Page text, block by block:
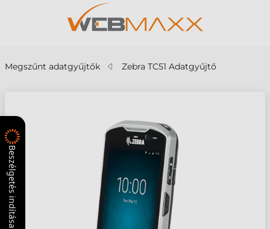
Megszűnt adatgyűjtők Zebra TC51 Adatgyűjtő
Beszélgetés indítása